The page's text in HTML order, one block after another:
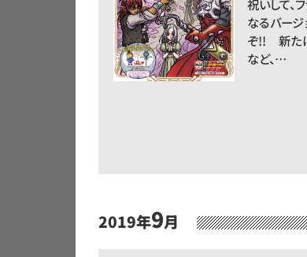
祝いして、
なるバー
ぞ!! 新た
など、…
2019年9月